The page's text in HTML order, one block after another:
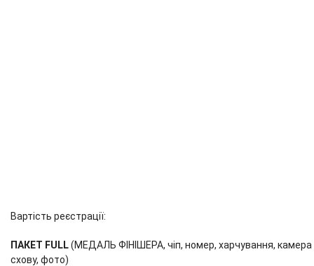
Вартість реєстрації:
ПАКЕТ FULL(МЕДАЛЬ ФІНІШЕРА, чіп, номер, харчування, камера
схову, фото)